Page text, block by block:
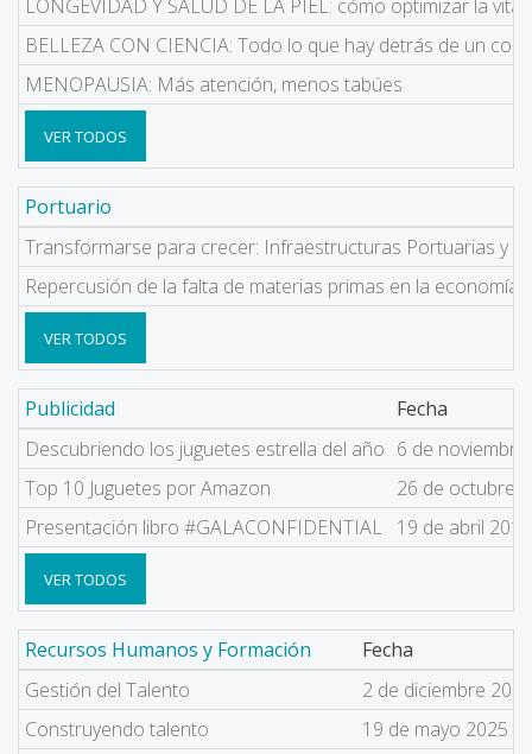
LONGEVIDAD Y SALUD DE LA PIEL: cómo optimizar la
BELLEZA CON CIENCIA: Todo lo que hay detrás de un
MENOPAUSIA: Más atención, menos tabúes
VER TODOS
Portuario
Transformarse para crecer: Infraestructuras Portuarias y
Repercusión de la falta de materias primas en la economía
VER TODOS
Publicidad
Fecha
Descubriendo los juguetes estrella del año 6 de
Top 10 Juguetes por Amazon
26 de octubre
Presentación libro #GALACONFIDENTIAL 19 de abril 2018
VER TODOS
Recursos Humanos y Formación
Fecha
Gestión del Talento
2 de diciembre 2025
Construyendo talento
19 de mayo 2025